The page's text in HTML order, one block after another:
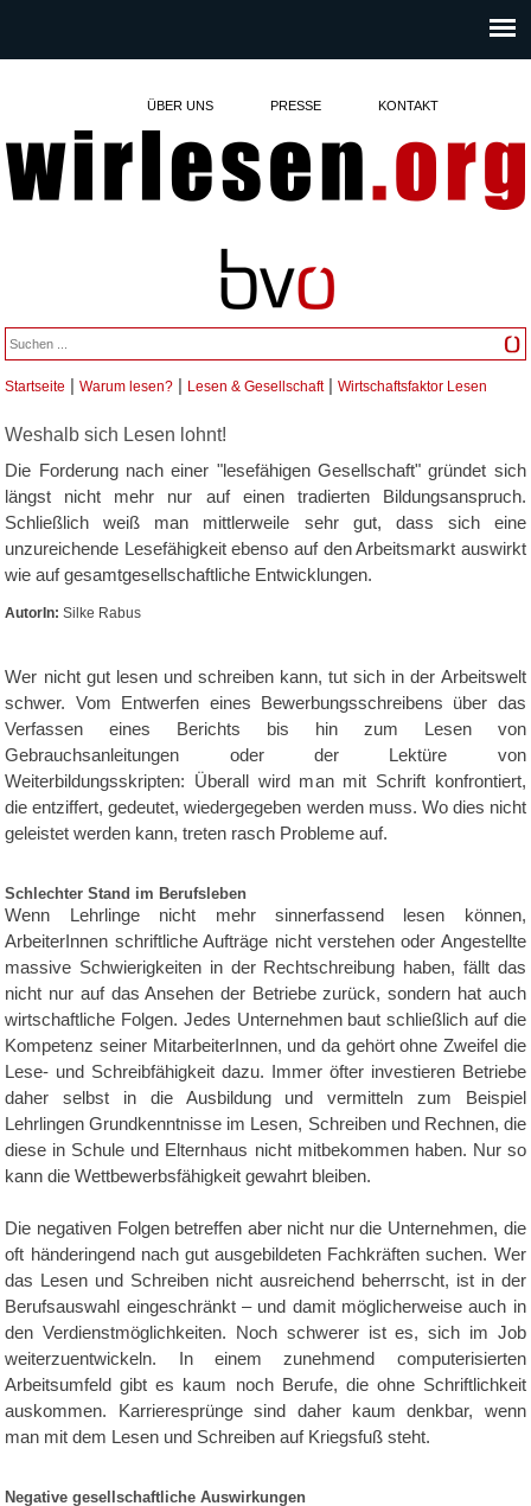
ÜBER UNS PRESSE KONTAKT
Sie sind hier
Startseite |Warum lesen? | Lesen & Gesellschaft|Wirtschaftsfaktor Lesen
Weshalb sich Lesen lohnt!
Die Forderung nach einer "lesefähigen Gesellschaft" gründet sich
längst nicht mehr nur auf einen tradierten Bildungsanspruch.
Schließlich weiß man mittlerweile sehr gut, dass sich eine
unzureichende Lesefähigkeit ebenso auf den Arbeitsmarkt auswirkt
wie auf gesamtgesellschaftliche Entwicklungen.
AutorIn:Silke Rabus
Wer nicht gut lesen und schreiben kann, tut sich in der Arbeitswelt
schwer. Vom Entwerfen eines Bewerbungsschreibens über das
Verfassen eines Berichts bis hin zum Lesen von
Gebrauchsanleitungen oder der Lektüre von
Weiterbildungsskripten: Überall wird man mit Schrift konfrontiert,
die entziffert, gedeutet, wiedergegeben werden muss. Wo dies nicht
geleistet werden kann, treten rasch Probleme auf.
Schlechter Stand im Berufsleben
Wenn Lehrlinge nicht mehr sinnerfassend lesen können,
ArbeiterInnen schriftliche Aufträge nicht verstehen oder Angestellte
massive Schwierigkeiten in der Rechtschreibung haben, fällt das
nicht nur auf das Ansehen der Betriebe zurück, sondern hat auch
wirtschaftliche Folgen. Jedes Unternehmen baut schließlich auf die
Kompetenz seiner MitarbeiterInnen, und da gehört ohne Zweifel die
Lese- und Schreibfähigkeit dazu. Immer öfter investieren Betriebe
daher selbst in die Ausbildung und vermitteln zum Beispiel
Lehrlingen Grundkenntnisse im Lesen, Schreiben und Rechnen, die
diese in Schule und Elternhaus nicht mitbekommen haben. Nur so
kann die Wettbewerbsfähigkeit gewahrt bleiben.
Die negativen Folgen betreffen aber nicht nur die Unternehmen, die
oft händeringend nach gut ausgebildeten Fachkräften suchen. Wer
das Lesen und Schreiben nicht ausreichend beherrscht, ist in der
Berufsauswahl eingeschränkt – und damit möglicherweise auch in
den Verdienstmöglichkeiten. Noch schwerer ist es, sich im Job
weiterzuentwickeln. In einem zunehmend computerisierten
Arbeitsumfeld gibt es kaum noch Berufe, die ohne Schriftlichkeit
auskommen. Karrieresprünge sind daher kaum denkbar, wenn
man mit dem Lesen und Schreiben auf Kriegsfuß steht.
Negative gesellschaftliche Auswirkungen